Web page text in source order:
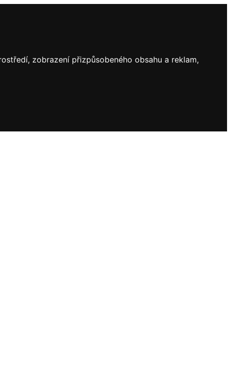
zobrazení přizpůsobeného obsahu a reklam,